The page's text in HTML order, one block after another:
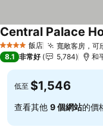
4 星級 飯店 寬敞客房，可
Central Palace
8.1 非常好 5,784 和
低至 $1,546
查看其他 9 個網站的價